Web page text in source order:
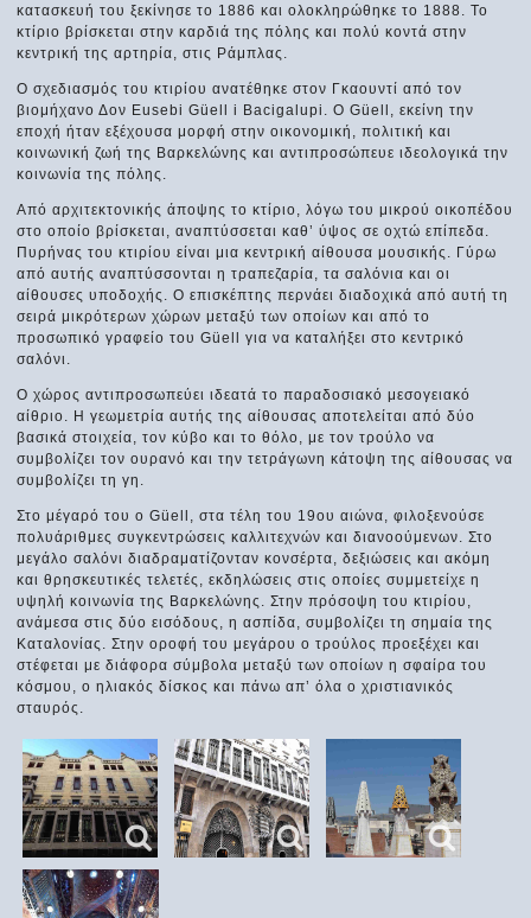
κατασκευή του ξεκίνησε το 1886 και ολοκληρώθηκε το 1888. Το
κτίριο βρίσκεται στην καρδιά της πόλης και πολύ κοντά στην
κεντρική της αρτηρία, στις Ράμπλας.
Ο σχεδιασμός του κτιρίου ανατέθηκε στον Γκαουντί από τον
βιομήχανο Δον Eusebi Güell i Bacigalupi. Ο Güell, εκείνη την
εποχή ήταν εξέχουσα μορφή στην οικονομική, πολιτική και
κοινωνική ζωή της Βαρκελώνης και αντιπροσώπευε ιδεολογικά την
κοινωνία της πόλης.
Από αρχιτεκτονικής άποψης το κτίριο, λόγω του μικρού οικοπέδου
στο οποίο βρίσκεται, αναπτύσσεται καθ’ ύψος σε οχτώ επίπεδα.
Πυρήνας του κτιρίου είναι μια κεντρική αίθουσα μουσικής. Γύρω
από αυτής αναπτύσσονται η τραπεζαρία, τα σαλόνια και οι
αίθουσες υποδοχής. Ο επισκέπτης περνάει διαδοχικά από αυτή τη
σειρά μικρότερων χώρων μεταξύ των οποίων και από το
προσωπικό γραφείο του Güell για να καταλήξει στο κεντρικό
σαλόνι.
Ο χώρος αντιπροσωπεύει ιδεατά το παραδοσιακό μεσογειακό
αίθριο. Η γεωμετρία αυτής της αίθουσας αποτελείται από δύο
βασικά στοιχεία, τον κύβο και το θόλο, με τον τρούλο να
συμβολίζει τον ουρανό και την τετράγωνη κάτοψη της αίθουσας να
συμβολίζει τη γη.
Στο μέγαρό του ο Güell, στα τέλη του 19ου αιώνα, φιλοξενούσε
πολυάριθμες συγκεντρώσεις καλλιτεχνών και διανοούμενων. Στο
μεγάλο σαλόνι διαδραματίζονταν κονσέρτα, δεξιώσεις και ακόμη
και θρησκευτικές τελετές, εκδηλώσεις στις οποίες συμμετείχε η
υψηλή κοινωνία της Βαρκελώνης. Στην πρόσοψη του κτιρίου,
ανάμεσα στις δύο εισόδους, η ασπίδα, συμβολίζει τη σημαία της
Καταλονίας. Στην οροφή του μεγάρου ο τρούλος προεξέχει και
στέφεται με διάφορα σύμβολα μεταξύ των οποίων η σφαίρα του
κόσμου, ο ηλιακός δίσκος και πάνω απ’ όλα ο χριστιανικός
σταυρός.